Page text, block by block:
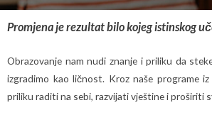
Promjena je rezultat bilo kojeg istinskog
Obrazovanje nam nudi znanje i priliku da
izgradimo kao ličnost. Kroz naše programe
priliku raditi na sebi, razvijati vještine i proširiti